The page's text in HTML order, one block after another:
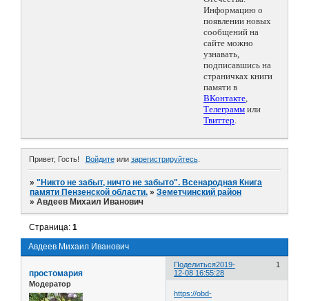
Информацию о
появлении новых
сообщений на
сайте можно
узнавать,
подписавшись на
страничках книги
памяти в
ВКонтакте,
Телеграмм или
Твиттер.
Привет, Гость! Войдитеили зарегистрируйтесь.
»"Никто не забыт, ничто не забыто". Всенародная Книга
памяти Пензенской области. »Земетчинский район
»Авдеев Михаил Иванович
Авдеев Михаил Иванович
Страница:1
Поделиться 1
2019-
12-08 16:55:28
простомария
Модератор
https://obd-